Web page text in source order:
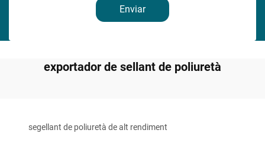
Enviar
exportador de sellant de poliuretà
segellant de poliuretà de alt rendiment